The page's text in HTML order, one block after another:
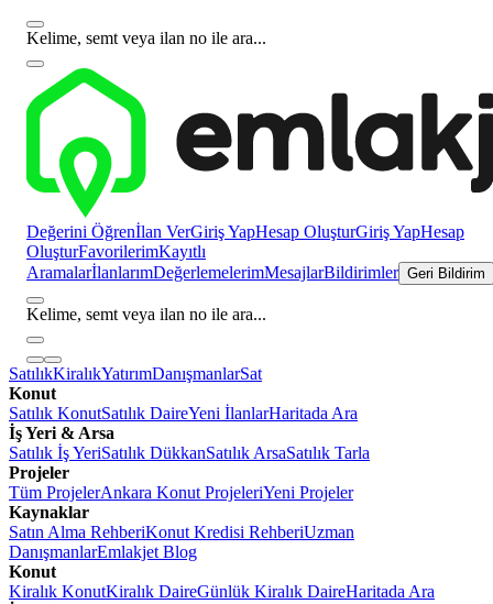
Kelime, semt veya ilan no ile ara...
Değerini Öğrenİlan VerGiriş YapHesap OluşturGiriş YapHesap
OluşturFavorilerimKayıtlı
AramalarİlanlarımDeğerlemelerimMesajlarBildirimler Geri Bildirim
Kelime, semt veya ilan no ile ara...
SatılıkKiralıkYatırımDanışmanlarSat
Konut
Satılık KonutSatılık DaireYeni İlanlarHaritada Ara
İş Yeri & Arsa
Satılık İş YeriSatılık DükkanSatılık ArsaSatılık Tarla
Projeler
Tüm ProjelerAnkara Konut ProjeleriYeni Projeler
Kaynaklar
Satın Alma RehberiKonut Kredisi RehberiUzman
DanışmanlarEmlakjet Blog
Konut
Kiralık KonutKiralık DaireGünlük Kiralık DaireHaritada Ara